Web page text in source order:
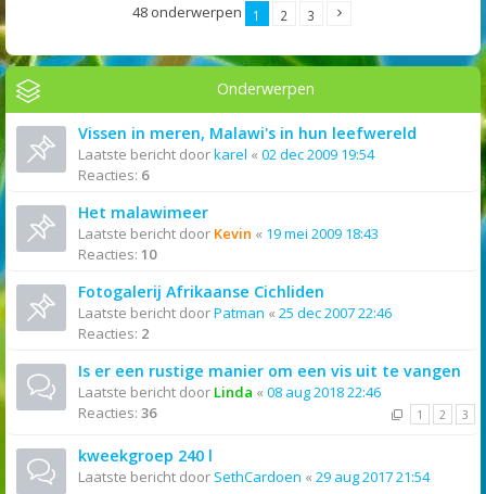
48 onderwerpen 1 2 3
Onderwerpen
Vissen in meren, Malawi's in hun leefwereld
Laatste bericht doorkarel « 02 dec 2009 19:54
Reacties: 6
Het malawimeer
Laatste bericht door Kevin « 19 mei 2009 18:43
Reacties: 10
Fotogalerij Afrikaanse Cichliden
Laatste bericht doorPatman « 25 dec 2007 22:46
Reacties: 2
Is er een rustige manier om een vis uit te vangen
Laatste bericht door Linda « 08 aug 2018 22:46
Reacties: 36 1 2 3
kweekgroep 240 l
Laatste bericht door SethCardoen « 29 aug 2017 21:54